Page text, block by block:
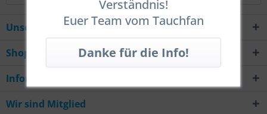
Verständnis!
Euer Team vom Tauchfan
Unsere Hotline
Shop Service
Informationen
Wir sind Mitglied